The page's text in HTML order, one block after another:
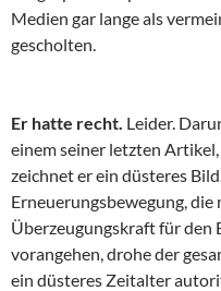
Medien gar lange als
gescholten.
Er hatte recht. Leider.
einem seiner letzten
zeichnet er ein düsteres
Erneuerungsbewegung,
Überzeugungskraft für den
vorangehen, drohe der
ein düsteres Zeitalter